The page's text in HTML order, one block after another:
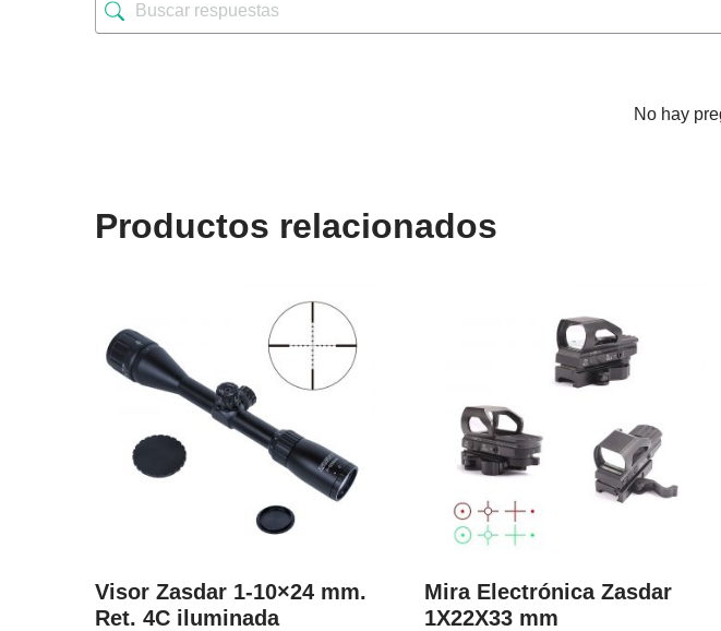
No hay
Productos relacionados
Visor Zasdar 1-10×24 mm.
Ret. 4C iluminada
Mira Electrónica Zasdar
1X22X33 mm